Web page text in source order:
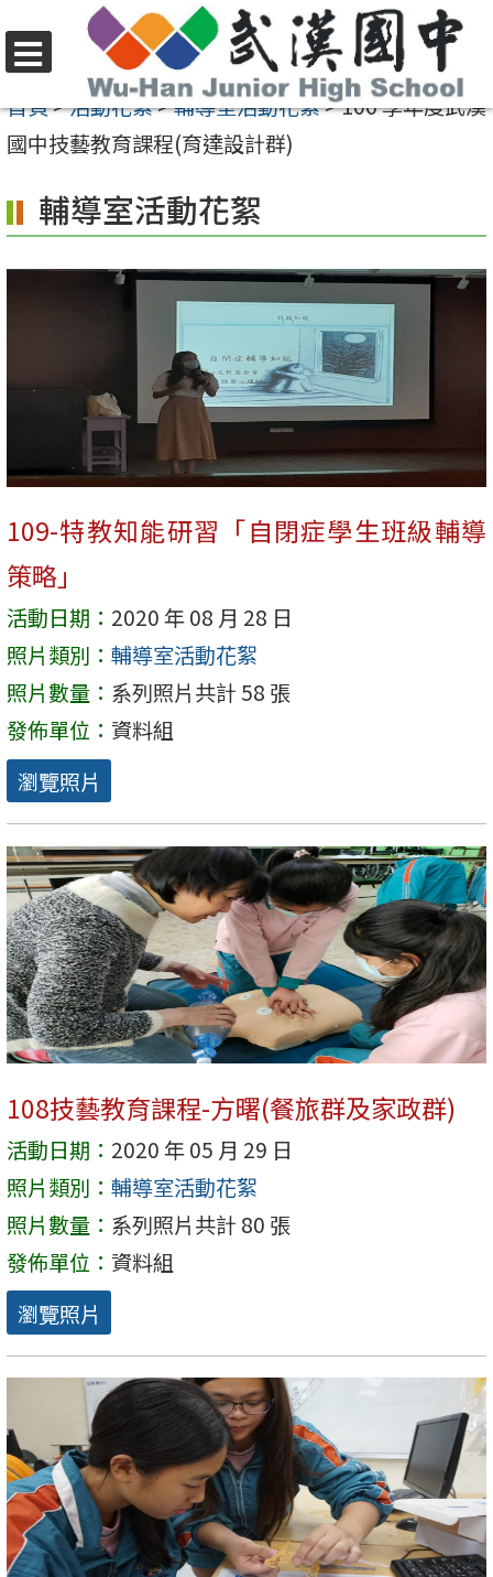
至
要
容
區
選
單
首頁>活動花絮>輔導室活動花絮>106 學年度武漢
國中技藝教育課程(育達設計群)
輔導室活動花絮
109-特教知能研習「自閉症學生班級輔導
策略」
活動日期： 2020 年 08 月 28 日
照片類別： 輔導室活動花絮
照片數量： 系列照片共計 58 張
發佈單位： 資料組
瀏覽照片
108技藝教育課程-方曙(餐旅群及家政群)
活動日期： 2020 年 05 月 29 日
照片類別： 輔導室活動花絮
照片數量： 系列照片共計 80 張
發佈單位： 資料組
瀏覽照片